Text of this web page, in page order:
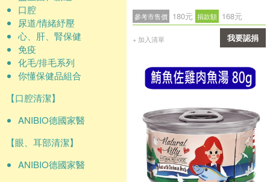
口腔
尿道/情緒紓壓
心、肝、腎保健
免疫
化毛/排毛系列
你懂保健品組合
【口腔清潔】
ANIBIO德國家醫
【眼、耳部清潔】
ANIBIO德國家醫
參考市售價 180元 捐款額 168元
+ 加入清單 我要認捐